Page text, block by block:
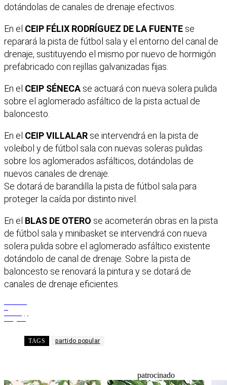
dotándolas de canales de drenaje efectivos.
En el CEIP FÉLIX RODRÍGUEZ DE LA FUENTE se
reparará la pista de fútbol sala y el entorno del canal de
drenaje, sustituyendo el mismo por nuevo de hormigón
prefabricado con rejillas galvanizadas fijas.
En el CEIP SÉNECA se actuará con nueva solera pulida
sobre el aglomerado asfáltico de la pista actual de
baloncesto.
En el CEIP VILLALAR se intervendrá en la pista de
voleibol y de fútbol sala con nuevas soleras pulidas
sobre los aglomerados asfálticos, dotándolas de
nuevos canales de drenaje.
Se dotará de barandilla la pista de fútbol sala para
proteger la caída por distinto nivel.
En el BLAS DE OTERO se acometerán obras en la pista
de fútbol sala y minibasket se intervendrá con nueva
solera pulida sobre el aglomerado asfáltico existente
dotándolo de canal de drenaje. Sobre la pista de
baloncesto se renovará la pintura y se dotará de
canales de drenaje eficientes.
TAGS partido popular
patrocinado